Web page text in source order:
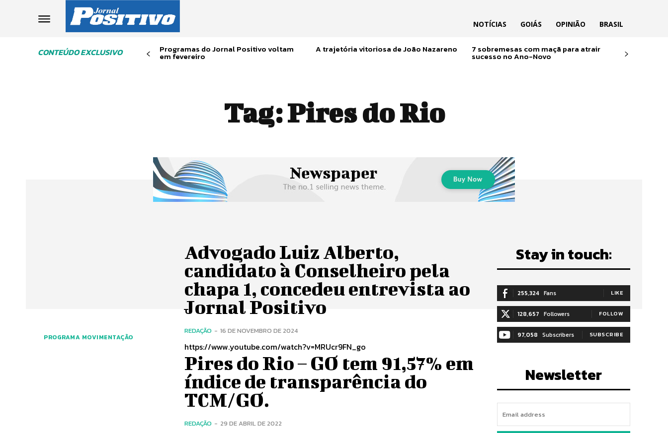
NOTÍCIAS GOIÁS OPINIÃO BRASIL
CONTEÚDO EXCLUSIVO Programas do Jornal Positivo voltam
em fevereiro
A trajetória vitoriosa de João Nazareno 7 sobremesas com maçã para atrair
sucesso no Ano-Novo
Tag:Pires do Rio
PROGRAMA MOVIMENTAÇÃO
Advogado Luiz Alberto,
candidato à Conselheiro pela
chapa 1, concedeu entrevista ao
Jornal Positivo
REDAÇÃO - 16 DE NOVEMBRO DE 2024
https://www.youtube.com/watch?v=MRUcr9FN_go
Pires do Rio – GO tem 91,57% em
índice de transparência do
TCM/GO.
REDAÇÃO - 29 DE ABRIL DE 2022
Stay in touch:
255,324 Fans LIKE
128,657 Followers FOLLOW
97,058 Subscribers SUBSCRIBE
Newsletter